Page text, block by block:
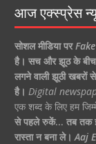
आज एक्स्प्रेस
सोशल मीडिया पर
है। सच और झूठ के
लगने वाली झूठी खबरों
है। Digital
एक शब्द के लिए हम
से पहले रुकें… तब तक
रास्ता न बना ले। Aaj